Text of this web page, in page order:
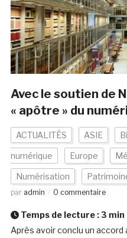
Avec le soutien de
« apôtre » du
ACTUALITÉS ASIE
numérique Europe
Numérisation
par admin 0 commentaire
Temps de lecture : 3 min
Après avoir conclu un accord